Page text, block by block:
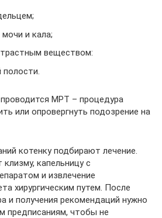
и кала;
веществом:
МРТ – процедура
или опровергнуть подозрение на
котенку подбирают лечение.
капельницу с
и извлечение
хирургическим путем. После
и получения рекомендаций нужно
предписаниям, чтобы не